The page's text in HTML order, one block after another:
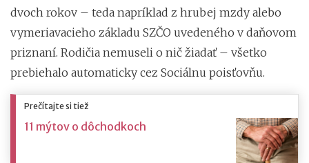
dvoch rokov – teda napríklad z hrubej mzdy alebo
vymeriavacieho základu SZČO uvedeného v daňovom
priznaní. Rodičia nemuseli o nič žiadať – všetko
prebiehalo automaticky cez Sociálnu poisťovňu.
Prečítajte si tiež
11 mýtov o dôchodkoch